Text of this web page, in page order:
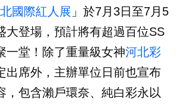
國際紅人展 」於7月3日至7月5
大登場，預計將有超過百位SS
一堂！除了重量級女神河北彩
出席外，主辦單位日前也宣布
，包含瀨戶環奈、純白彩永以